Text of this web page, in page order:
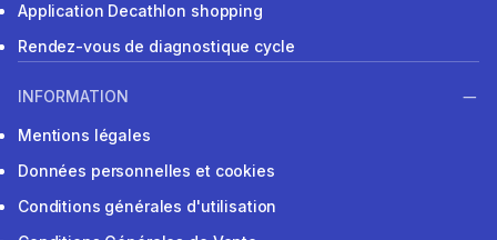
Application Decathlon shopping
Rendez-vous de diagnostique cycle
INFORMATION
Mentions légales
Données personnelles et cookies
Conditions générales d'utilisation